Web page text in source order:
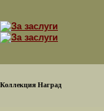
Коллекция Наград